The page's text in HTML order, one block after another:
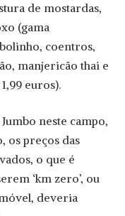
de mostardas,
(gama
coentros,
manjericão thai e
euros).
neste campo,
os preços das
o que é
‘km zero’, ou
deveria